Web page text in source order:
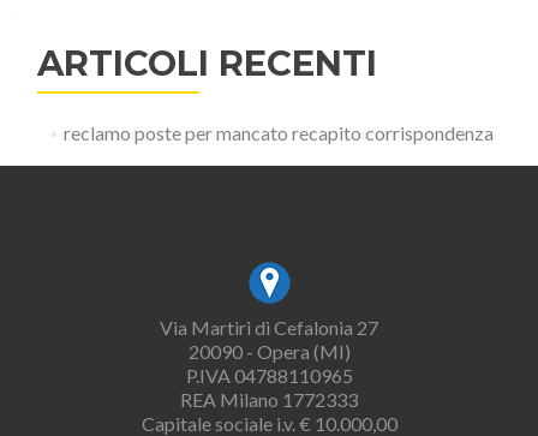
ARTICOLI RECENTI
reclamo poste per mancato recapito corrispondenza
Via Martiri di Cefalonia 27
20090 - Opera (MI)
P.IVA 04788110965
REA Milano 1772333
Capitale sociale i.v. € 10.000,00